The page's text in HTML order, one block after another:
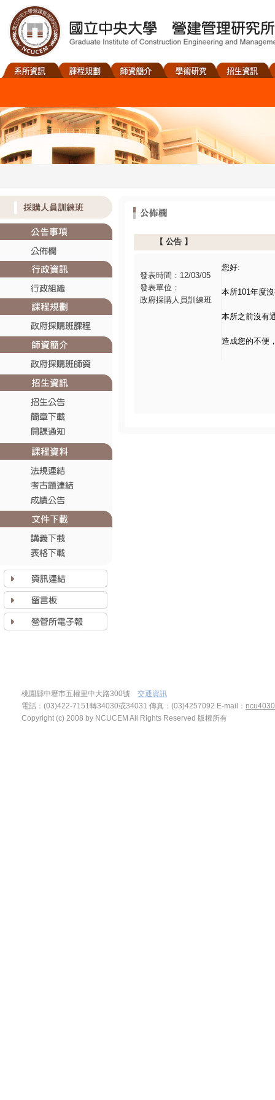
【 公告 】
發表時間：12/03/05
發表單位：
政府採購人員訓練班
您好:
本所101年度
本所之前沒有
造成您的不便
桃園縣中壢市五權里中大路300號 交通資訊
電話：(03)422-7151轉34030或34031 傳真：(03)4257092 E-mail：
Copyright (c) 2008 by NCUCEM All Rights Reserved 版權所有